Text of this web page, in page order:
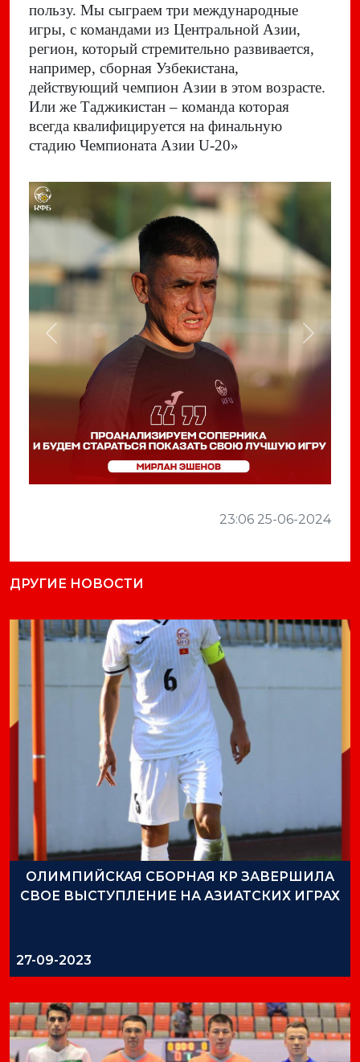
пользу. Мы сыграем три международные
игры, с командами из Центральной Азии,
регион, который стремительно развивается,
например, сборная Узбекистана,
действующий чемпион Азии в этом возрасте.
Или же Таджикистан – команда которая
всегда квалифицируется на финальную
стадию Чемпионата Азии U-20»
Previous Next
23:06 25-06-2024
ДРУГИЕ НОВОСТИ
ОЛИМПИЙСКАЯ СБОРНАЯ КР ЗАВЕРШИЛА
СВОЕ ВЫСТУПЛЕНИЕ НА АЗИАТСКИХ ИГРАХ
27-09-2023